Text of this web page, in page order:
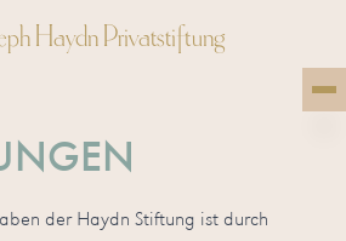
Haydn Privatstiftung
der Haydn Stiftung ist durch